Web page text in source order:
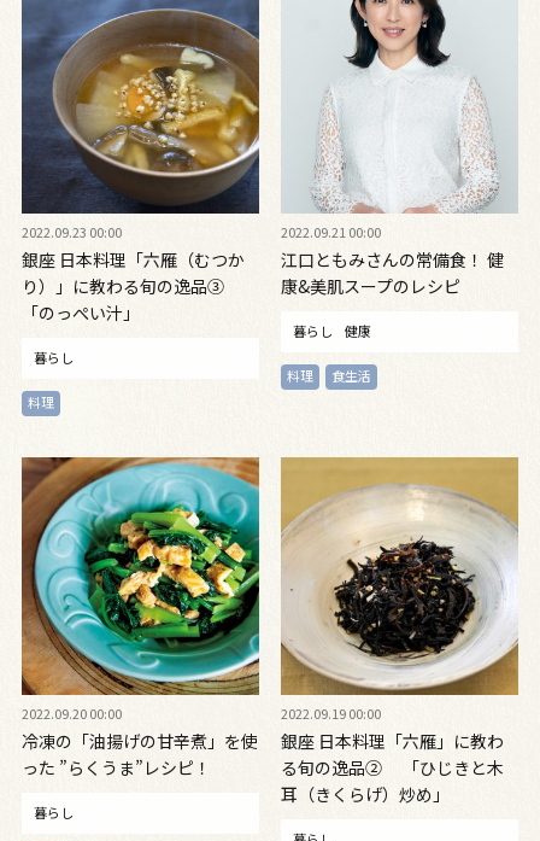
2022.09.23 00:00
銀座 日本料理「六雁（むつか
り）」に教わる旬の逸品③
「のっぺい汁」
暮らし
料理
2022.09.21 00:00
江口ともみさんの常備食！ 健
康&美肌スープのレシピ
暮らし 健康
料理 食生活
2022.09.20 00:00
冷凍の「油揚げの甘辛煮」を使
った ”らくうま”レシピ！
暮らし
2022.09.19 00:00
銀座 日本料理「六雁」に教わ
る旬の逸品② 「ひじきと木
耳（きくらげ）炒め」